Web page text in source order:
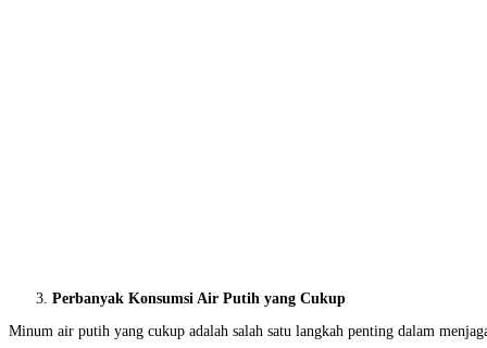
Perbanyak Konsumsi Air Putih yang Cukup
Minum air putih yang cukup adalah salah satu langkah penting dalam